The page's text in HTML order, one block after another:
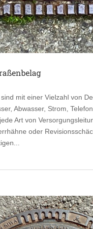
mit einer Vielzahl von
Abwasser, Strom,
Art von
oder